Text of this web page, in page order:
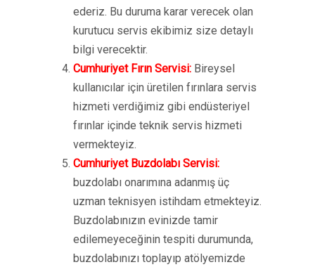
ederiz. Bu duruma karar verecek olan
kurutucu servis ekibimiz size detaylı
bilgi verecektir.
Cumhuriyet Fırın Servisi: Bireysel
kullanıcılar için üretilen fırınlara servis
hizmeti verdiğimiz gibi endüsteriyel
fırınlar içinde teknik servis hizmeti
vermekteyiz.
Cumhuriyet Buzdolabı Servisi:
buzdolabı onarımına adanmış üç
uzman teknisyen istihdam etmekteyiz.
Buzdolabınızın evinizde tamir
edilemeyeceğinin tespiti durumunda,
buzdolabınızı toplayıp atölyemizde